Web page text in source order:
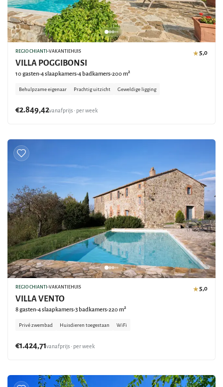
★5,0
REGIO CHIANTI •VAKANTIEHUIS
VILLA POGGIBONSI
10 gasten•4 slaapkamers•4 badkamers•200 m²
Behulpzame eigenaar Prachtig uitzicht Geweldige ligging
€2.849,42vanafprijs • per week
★ 5,0
REGIO CHIANTI •VAKANTIEHUIS
VILLA VENTO
8 gasten•4 slaapkamers•3 badkamers•220 m²
Privé zwembad Huisdieren toegestaan WiFi
€1.424,71vanafprijs • per week